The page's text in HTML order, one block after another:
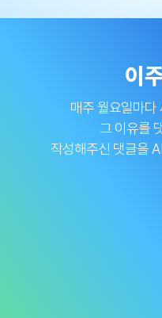
이
매주 월요일마다
그 이유를
작성해주신 댓글을